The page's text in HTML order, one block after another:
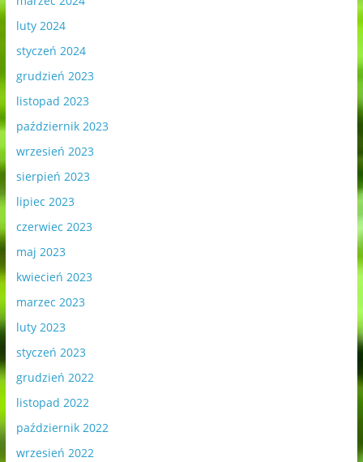
luty 2024
styczeń 2024
grudzień 2023
listopad 2023
październik 2023
wrzesień 2023
sierpień 2023
lipiec 2023
czerwiec 2023
maj 2023
kwiecień 2023
marzec 2023
luty 2023
styczeń 2023
grudzień 2022
listopad 2022
październik 2022
wrzesień 2022